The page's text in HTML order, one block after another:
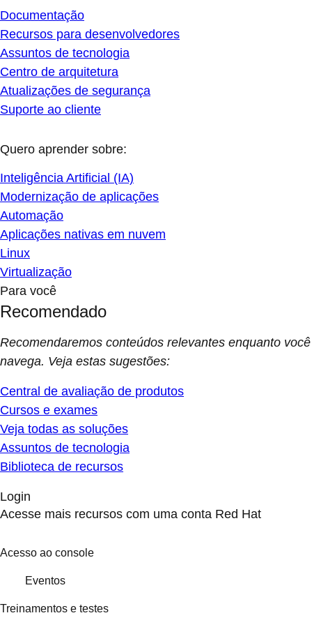
Documentação
Recursos para desenvolvedores
Assuntos de tecnologia
Centro de arquitetura
Atualizações de segurança
Suporte ao cliente
Quero aprender sobre:
Inteligência Artificial (IA)
Modernização de aplicações
Automação
Aplicações nativas em nuvem
Linux
Virtualização
Para você
Recomendado
Recomendaremos conteúdos relevantes enquanto você
navega. Veja estas sugestões:
Central de avaliação de produtos
Cursos e exames
Veja todas as soluções
Assuntos de tecnologia
Biblioteca de recursos
Login
Acesse mais recursos com uma conta Red Hat
Acesso ao console
Eventos
Treinamentos e testes